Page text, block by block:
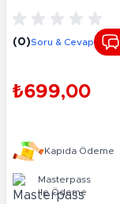
(0)Soru & Cevap
₺699,00
Kapıda Ödeme
Masterpass
ile Ödeme